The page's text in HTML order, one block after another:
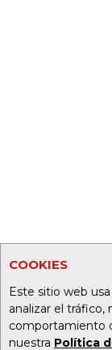
COOKIES
Este sitio web
analizar el tráfico,
comportamiento
nuestra Política